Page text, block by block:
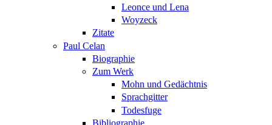
Leonce und Lena
Woyzeck
Zitate
Paul Celan
Biographie
Zum Werk
Mohn und Gedächtnis
Sprachgitter
Todesfuge
Bibliographie